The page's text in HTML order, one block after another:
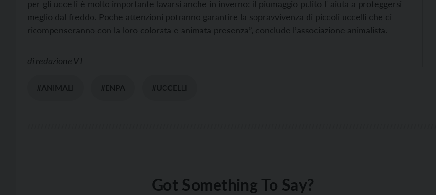
per gli uccelli è molto importante lavarsi anche in inverno: il piumaggio pulito li aiuta a proteggersi
meglio dal freddo. Poche attenzioni potranno garantire la sopravvivenza di piccoli uccelli che ci
ricompenseranno con la loro colorata e animata presenza”, conclude l’associazione animalista.
di redazione VT
#ANIMALI #ENPA #UCCELLI
Got Something To Say?